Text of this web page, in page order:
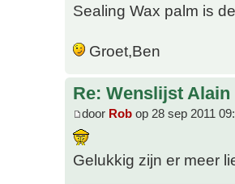
Sealing Wax palm is
Groet,Ben
Re: Wenslijst Alain
door Rob op 28 sep 2011
Gelukkig zijn er meer